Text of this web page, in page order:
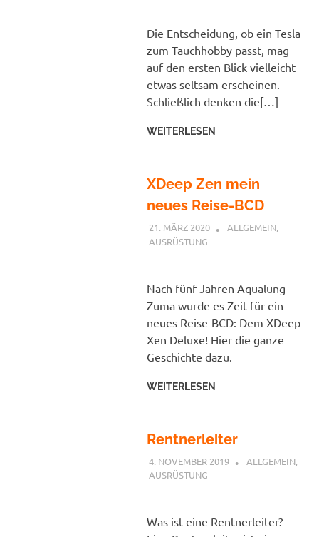
Die Entscheidung, ob ein Tesla
zum Tauchhobby passt, mag
auf den ersten Blick vielleicht
etwas seltsam erscheinen.
Schließlich denken die[…]
WEITERLESEN
XDeep Zen mein
neues Reise-BCD
21. MÄRZ 2020 PETER
ALLGEMEIN,
AUSRÜSTUNG
Nach fünf Jahren Aqualung
Zuma wurde es Zeit für ein
neues Reise-BCD: Dem XDeep
Xen Deluxe! Hier die ganze
Geschichte dazu.
WEITERLESEN
Rentnerleiter
4. NOVEMBER 2019 PETER
ALLGEMEIN,
AUSRÜSTUNG
Was ist eine Rentnerleiter?